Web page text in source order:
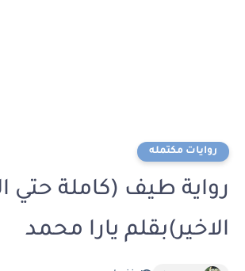
روايات مكتمله
رواية طيف (كاملة حتي
الاخير)بقلم يارا محمد